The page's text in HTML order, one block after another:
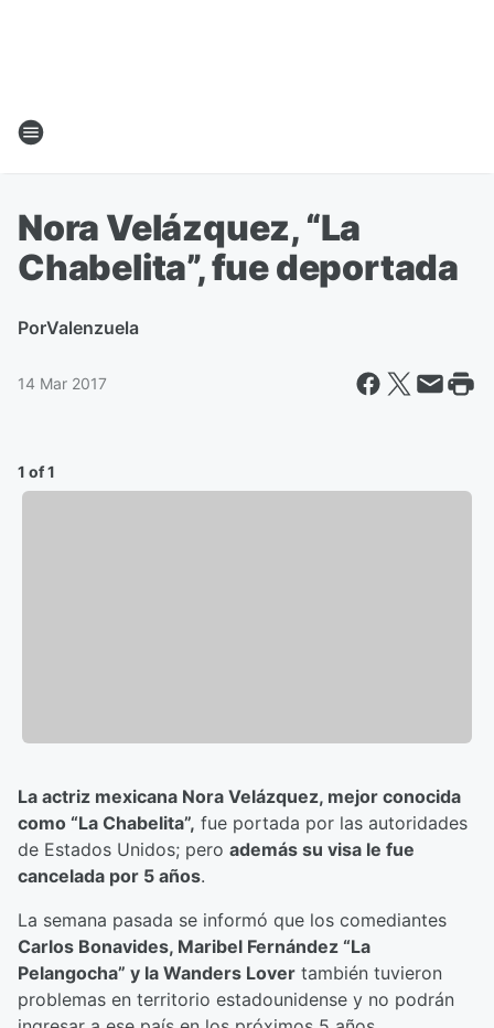
Nora Velázquez, “La
Chabelita”, fue deportada
PorValenzuela
14 Mar 2017
1 of 1
La actriz mexicana Nora Velázquez, mejor conocida
como “La Chabelita”, fue portada por las autoridades
de Estados Unidos; pero además su visa le fue
cancelada por 5 años.
La semana pasada se informó que los comediantes
Carlos Bonavides, Maribel Fernández “La
Pelangocha” y la Wanders Lover también tuvieron
problemas en territorio estadounidense y no podrán